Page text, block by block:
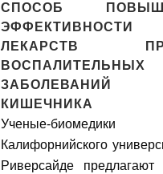
CПОСОБ
ЭФФЕКТИВНОСТИ
ЛЕКАРСТВ
ВОСПАЛИТЕЛЬНЫХ
ЗАБОЛЕВАНИЙ
КИШЕЧНИКА
Ученые-
Калифорнийского
Риверсайде предлагают